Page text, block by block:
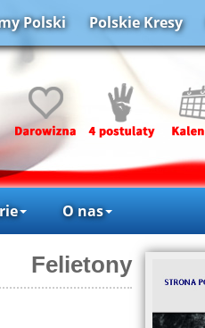
Polski Polskie Kresy
O nas
Felietony